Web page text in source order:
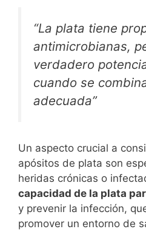
“La plata tiene
antimicrobianas,
verdadero
cuando se
adecuada”
Un aspecto crucial a
apósitos de plata son
heridas crónicas o
capacidad de la plata
y prevenir la infección,
promover un entorno de